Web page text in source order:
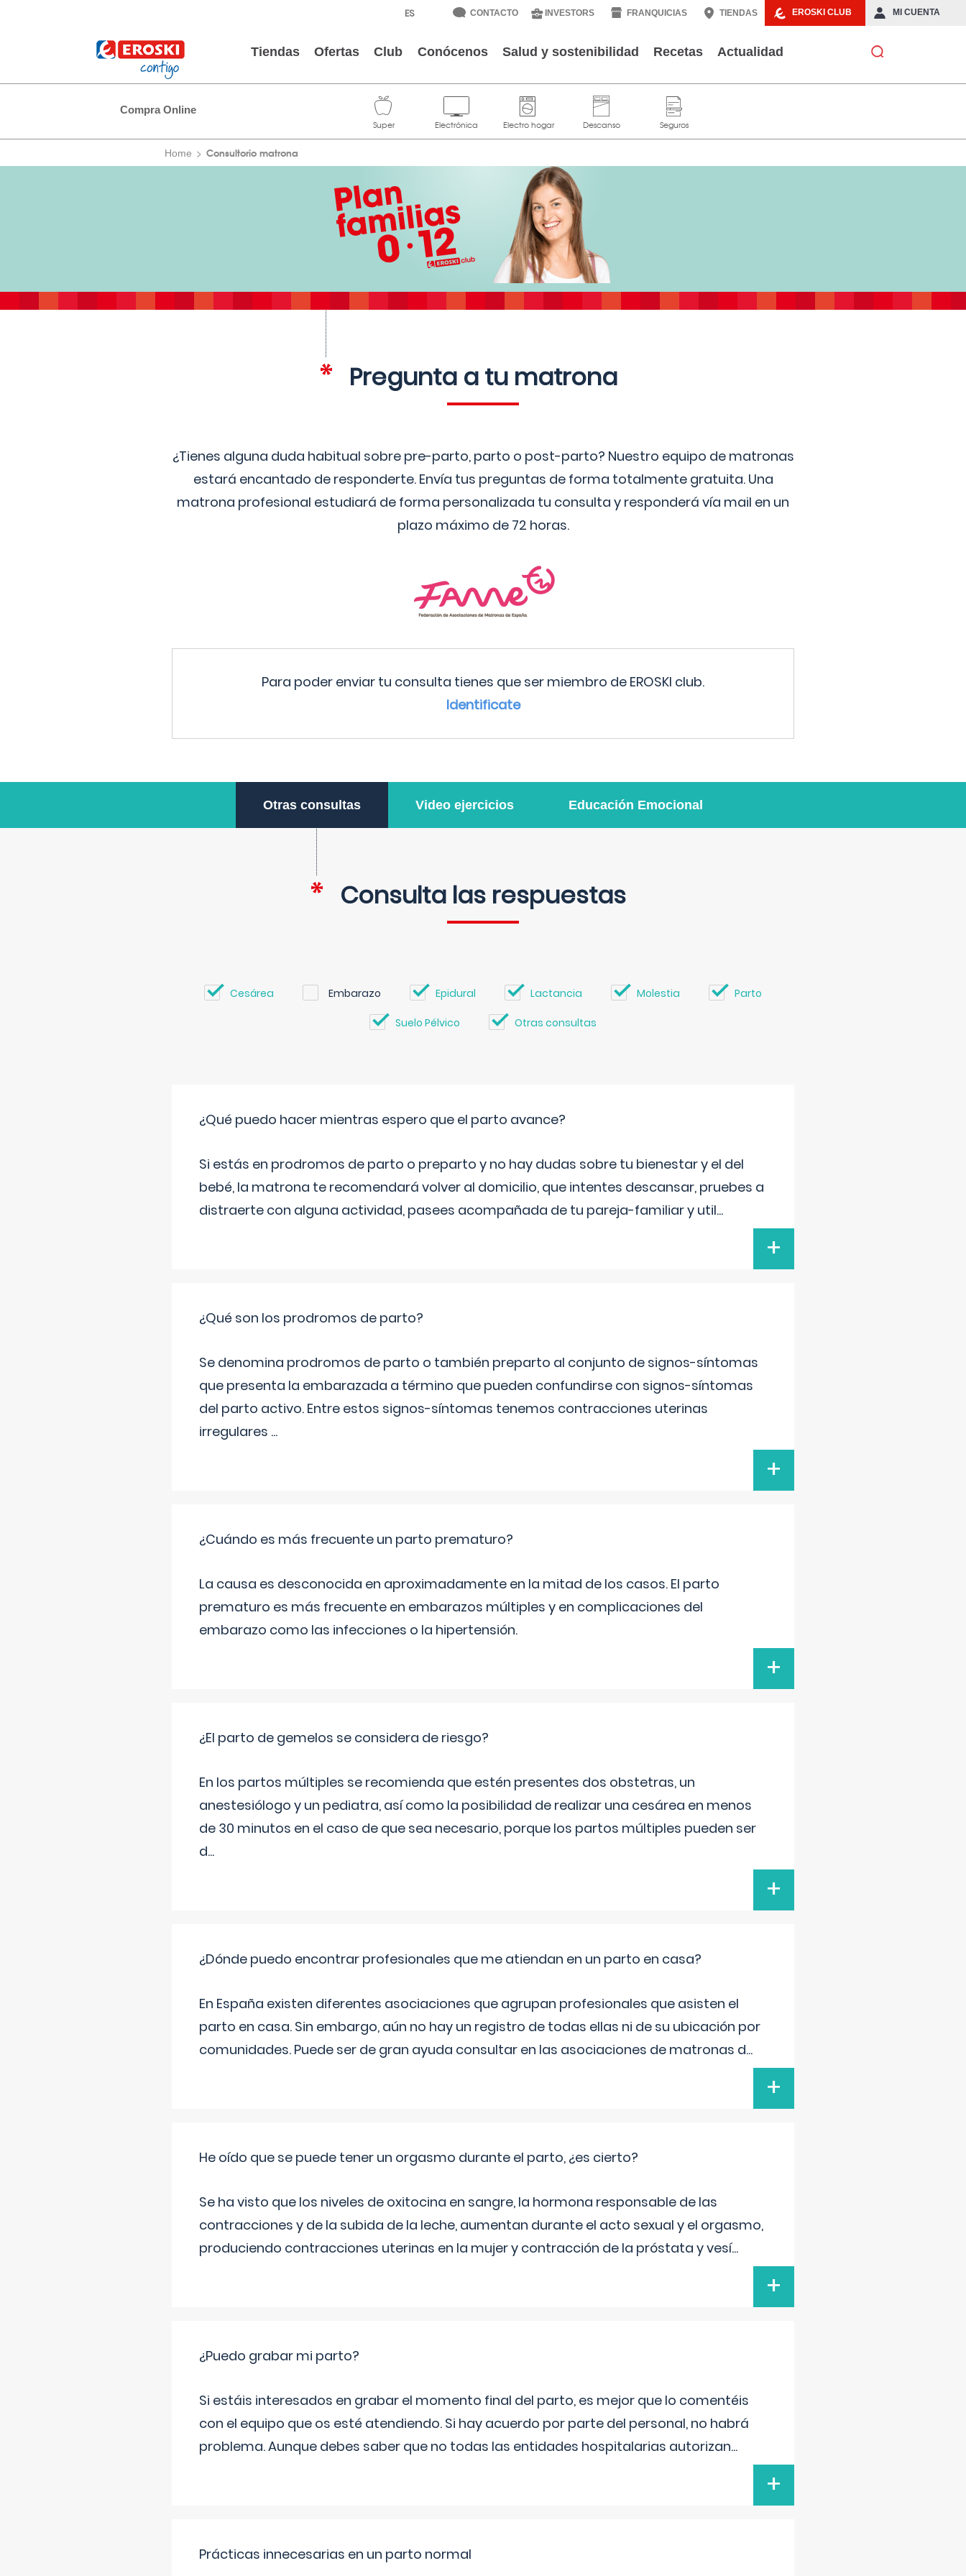
EROSKI CLUB MI CUENTA
CONTACTO INVESTORS FRANQUICIAS TIENDAS
Tiendas Ofertas Club Conócenos Salud y sostenibilidad Recetas Actualidad
Compra Online
Home Consultorio matrona
Pregunta a tu matrona
¿Tienes alguna duda habitual sobre pre-parto, parto o post-parto? Nuestro equipo de matronas
estará encantado de responderte. Envía tus preguntas de forma totalmente gratuita. Una
matrona profesional estudiará de forma personalizada tu consulta y responderá vía mail en un
plazo máximo de 72 horas.
Para poder enviar tu consulta tienes que ser miembro de EROSKI club.
Identificate
Otras consultas Video ejercicios Educación Emocional
Consulta las respuestas
Cesárea Embarazo Epidural Lactancia Molestia Parto
Suelo Pélvico Otras consultas
¿Qué puedo hacer mientras espero que el parto avance?
Si estás en prodromos de parto o preparto y no hay dudas sobre tu bienestar y el del
bebé, la matrona te recomendará volver al domicilio, que intentes descansar, pruebes a
distraerte con alguna actividad, pasees acompañada de tu pareja-familiar y util...
+
¿Qué son los prodromos de parto?
Se denomina prodromos de parto o también preparto al conjunto de signos-síntomas
que presenta la embarazada a término que pueden confundirse con signos-síntomas
del parto activo. Entre estos signos-síntomas tenemos contracciones uterinas
irregulares ...
+
¿Cuándo es más frecuente un parto prematuro?
La causa es desconocida en aproximadamente en la mitad de los casos. El parto
prematuro es más frecuente en embarazos múltiples y en complicaciones del
embarazo como las infecciones o la hipertensión.
+
¿El parto de gemelos se considera de riesgo?
En los partos múltiples se recomienda que estén presentes dos obstetras, un
anestesiólogo y un pediatra, así como la posibilidad de realizar una cesárea en menos
de 30 minutos en el caso de que sea necesario, porque los partos múltiples pueden ser
d...
+
¿Dónde puedo encontrar profesionales que me atiendan en un parto en casa?
En España existen diferentes asociaciones que agrupan profesionales que asisten el
parto en casa. Sin embargo, aún no hay un registro de todas ellas ni de su ubicación por
comunidades. Puede ser de gran ayuda consultar en las asociaciones de matronas d...
+
He oído que se puede tener un orgasmo durante el parto, ¿es cierto?
Se ha visto que los niveles de oxitocina en sangre, la hormona responsable de las
contracciones y de la subida de la leche, aumentan durante el acto sexual y el orgasmo,
produciendo contracciones uterinas en la mujer y contracción de la próstata y vesí...
+
¿Puedo grabar mi parto?
Si estáis interesados en grabar el momento final del parto, es mejor que lo comentéis
con el equipo que os esté atendiendo. Si hay acuerdo por parte del personal, no habrá
problema. Aunque debes saber que no todas las entidades hospitalarias autorizan...
+
Prácticas innecesarias en un parto normal